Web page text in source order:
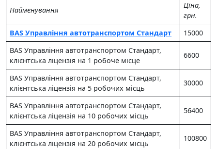
Найменування
Цiна,
грн.
BAS Управління автотранспортом Стандарт
15000
BAS Управління автотранспортом Стандарт,
клієнтська ліцензія на 1 робоче місце
6600
BAS Управління автотранспортом Стандарт,
клієнтська ліцензія на 5 робочих місць
30000
BAS Управління автотранспортом Стандарт,
клієнтська ліцензія на 10 робочих місць
56400
BAS Управління автотранспортом Стандарт,
клієнтська ліцензія на 20 робочих місць
100800